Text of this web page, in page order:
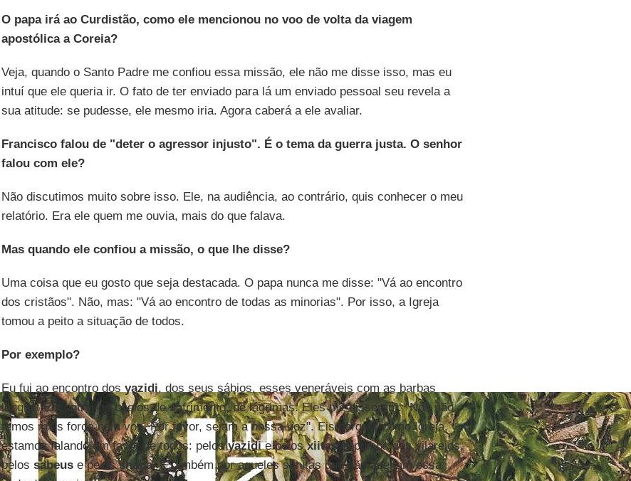
O papa irá ao Curdistão, como ele mencionou no voo de volta da viagem
apostólica a Coreia?
Veja, quando o Santo Padre me confiou essa missão, ele não me disse isso, mas eu
intuí que ele queria ir. O fato de ter enviado para lá um enviado pessoal seu revela a
sua atitude: se pudesse, ele mesmo iria. Agora caberá a ele avaliar.
Francisco falou de "deter o agressor injusto". É o tema da guerra justa. O senhor
falou com ele?
Não discutimos muito sobre isso. Ele, na audiência, ao contrário, quis conhecer o meu
relatório. Era ele quem me ouvia, mais do que falava.
Mas quando ele confiou a missão, o que lhe disse?
Uma coisa que eu gosto que seja destacada. O papa nunca me disse: "Vá ao encontro
dos cristãos". Não, mas: "Vá ao encontro de todas as minorias". Por isso, a Igreja
tomou a peito a situação de todos.
Por exemplo?
Eu fui ao encontro dos yazidi, dos seus sábios, esses veneráveis com as barbas
longas. Encontrei-os cheios de sofrimento, de lágrimas. Eles me disseram: "Nós não
temos mais força nem voz. Por favor, sejam a nossa voz". Eis porque, como Igreja,
estamos falando em favor de todos: pelosyazidie pelosxiitasexpulsos dos vilarejos,
pelos sabeuse pelosshaba. E também por aqueles sunitas que não aceitam essa